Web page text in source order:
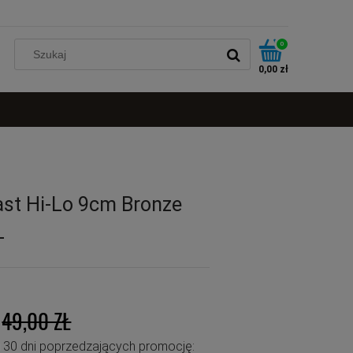
0
0,00 zł
Hi-Lo 9cm Bronze
49,00 ZŁ
30 dni poprzedzających promocję: